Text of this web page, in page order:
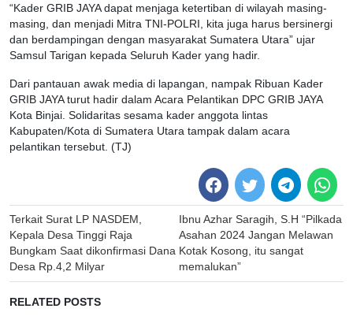
“Kader GRIB JAYA dapat menjaga ketertiban di wilayah masing-
masing, dan menjadi Mitra TNI-POLRI, kita juga harus bersinergi
dan berdampingan dengan masyarakat Sumatera Utara” ujar
Samsul Tarigan kepada Seluruh Kader yang hadir.
Dari pantauan awak media di lapangan, nampak Ribuan Kader
GRIB JAYA turut hadir dalam Acara Pelantikan DPC GRIB JAYA
Kota Binjai. Solidaritas sesama kader anggota lintas
Kabupaten/Kota di Sumatera Utara tampak dalam acara
pelantikan tersebut. (TJ)
Post
navigation
Terkait Surat LP NASDEM,
Kepala Desa Tinggi Raja
Bungkam Saat dikonfirmasi Dana
Desa Rp.4,2 Milyar
Ibnu Azhar Saragih, S.H “Pilkada
Asahan 2024 Jangan Melawan
Kotak Kosong, itu sangat
memalukan”
RELATED POSTS